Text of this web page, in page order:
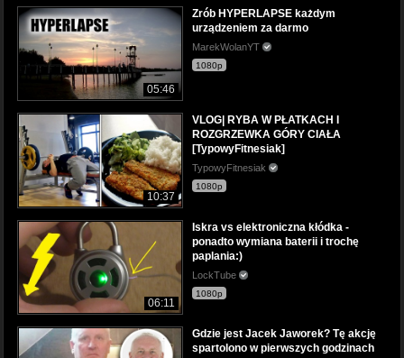
05:46
Zrób HYPERLAPSE każdym
urządzeniem za darmo
MarekWolanYT
1080p
10:37
VLOG| RYBA W PŁATKACH I
ROZGRZEWKA GÓRY CIAŁA
[TypowyFitnesiak]
TypowyFitnesiak
1080p
06:11
Iskra vs elektroniczna kłódka -
ponadto wymiana baterii i trochę
paplania:)
LockTube
1080p
Gdzie jest Jacek Jaworek? Tę akcję
spartolono w pierwszych godzinach